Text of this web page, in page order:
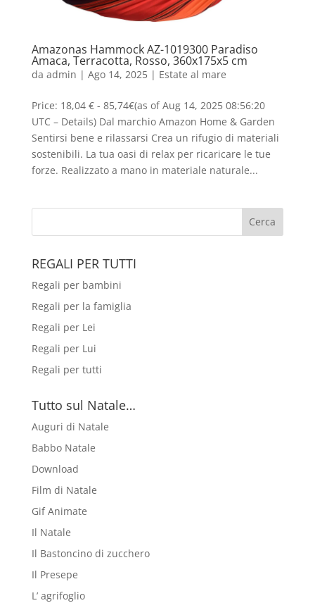
Amazonas Hammock AZ-1019300 Paradiso
Amaca, Terracotta, Rosso, 360x175x5 cm
da admin | Ago 14, 2025| Estate al mare
Price: 18,04 € - 85,74€(as of Aug 14, 2025 08:56:20
UTC – Details) Dal marchio Amazon Home & Garden
Sentirsi bene e rilassarsi Crea un rifugio di materiali
sostenibili. La tua oasi di relax per ricaricare le tue
forze. Realizzato a mano in materiale naturale...
REGALI PER TUTTI
Regali per bambini
Regali per la famiglia
Regali per Lei
Regali per Lui
Regali per tutti
Tutto sul Natale…
Auguri di Natale
Babbo Natale
Download
Film di Natale
Gif Animate
Il Natale
Il Bastoncino di zucchero
Il Presepe
L’ agrifoglio